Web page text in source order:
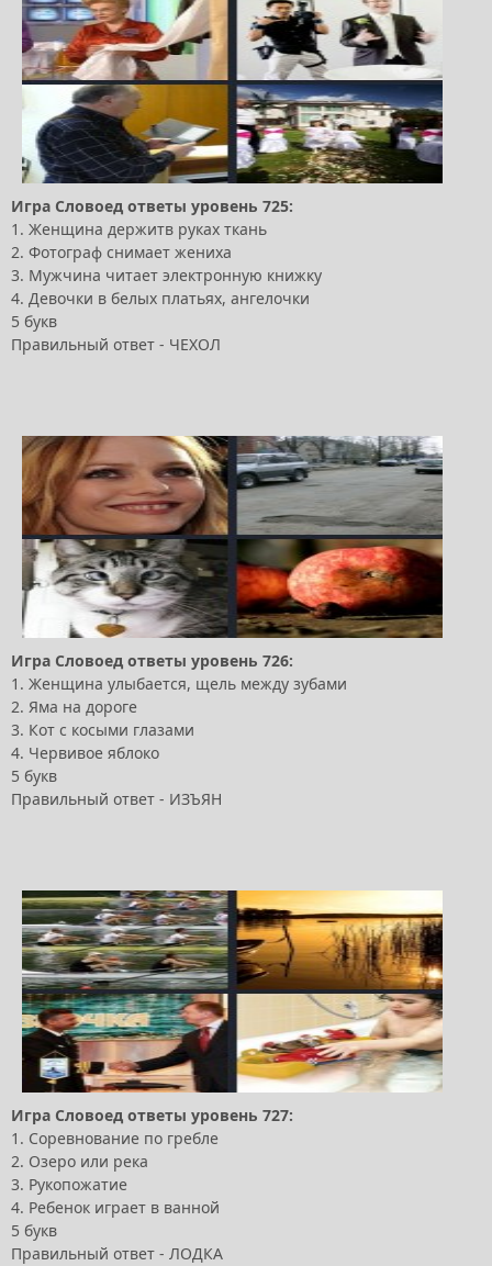
Игра Словоед ответы уровень 725:
1. Женщина держитв руках ткань
2. Фотограф снимает жениха
3. Мужчина читает электронную книжку
4. Девочки в белых платьях, ангелочки
5 букв
Правильный ответ - ЧЕХОЛ
Игра Словоед ответы уровень 726:
1. Женщина улыбается, щель между зубами
2. Яма на дороге
3. Кот с косыми глазами
4. Червивое яблоко
5 букв
Правильный ответ - ИЗЪЯН
Игра Словоед ответы уровень 727:
1. Соревнование по гребле
2. Озеро или река
3. Рукопожатие
4. Ребенок играет в ванной
5 букв
Правильный ответ - ЛОДКА